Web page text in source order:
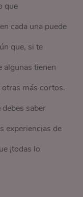
que
cada una puede
que, si te
algunas tienen
más cortos.
saber
experiencias de
¡todas lo